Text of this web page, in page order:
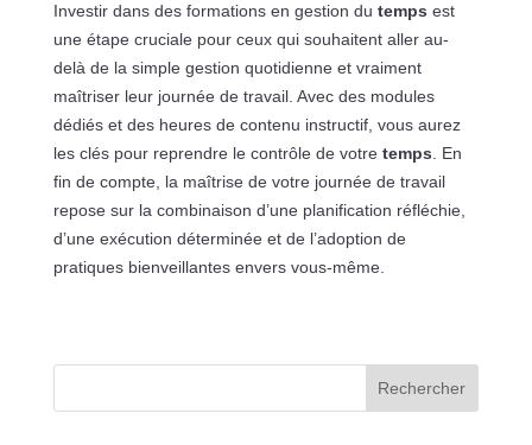
Investir dans des formations en gestion du temps est
une étape cruciale pour ceux qui souhaitent aller au-
delà de la simple gestion quotidienne et vraiment
maîtriser leur journée de travail. Avec des modules
dédiés et des heures de contenu instructif, vous aurez
les clés pour reprendre le contrôle de votre temps . En
fin de compte, la maîtrise de votre journée de travail
repose sur la combinaison d’une planification réfléchie,
d’une exécution déterminée et de l’adoption de
pratiques bienveillantes envers vous-même.
Rechercher